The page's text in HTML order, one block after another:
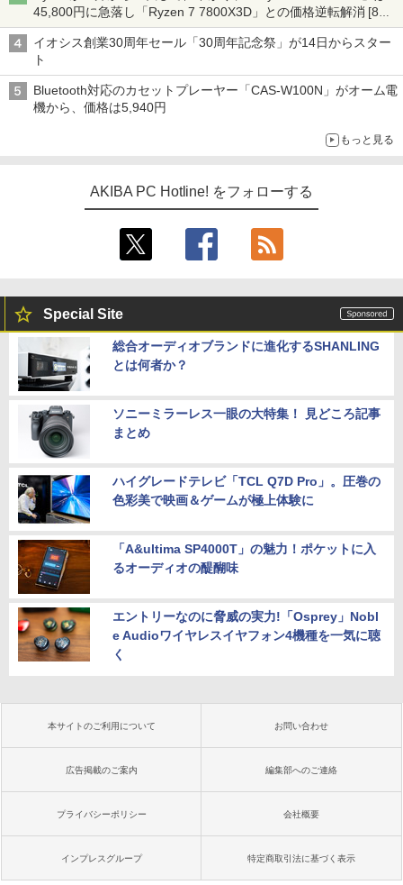
45,800円に急落し「Ryzen 7 7800X3D」との価格逆転解消 [8月
前半のCPU価格]
イオシス創業30周年セール「30周年記念祭」が14日からスター
ト
Bluetooth対応のカセットプレーヤー「CAS-W100N」がオーム電
機から、価格は5,940円
もっと見る
AKIBA PC Hotline! をフォローする
Special Site
総合オーディオブランドに進化するSHANLING
とは何者か？
ソニーミラーレス一眼の大特集！ 見どころ記事
まとめ
ハイグレードテレビ「TCL Q7D Pro」。圧巻の
色彩美で映画＆ゲームが極上体験に
「A&ultima SP4000T」の魅力！ポケットに入
るオーディオの醍醐味
エントリーなのに脅威の実力!「Osprey」Nobl
e Audioワイヤレスイヤフォン4機種を一気に聴
く
本サイトのご利用について お問い合わせ
広告掲載のご案内 編集部へのご連絡
プライバシーポリシー 会社概要
インプレスグループ 特定商取引法に基づく表示